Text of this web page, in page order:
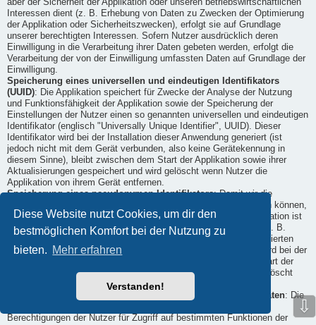
Diese Website nutzt Cookies, um dir den
bestmöglichen Komfort bei der Nutzung zu
bieten. Mehr erfahren
Verstanden!
Interessen dient (z. B. Erhebung von Daten zu Zwecken der Optimierung
der Applikation oder Sicherheitszwecken), erfolgt sie auf Grundlage
unserer berechtigten Interessen. Sofern Nutzer ausdrücklich deren
Einwilligung in die Verarbeitung ihrer Daten gebeten werden, erfolgt die
Verarbeitung der von der Einwilligung umfassten Daten auf Grundlage der
Einwilligung.
Speicherung eines universellen und eindeutigen Identifikators
(UUID): Die Applikation speichert für Zwecke der Analyse der Nutzung
und Funktionsfähigkeit der Applikation sowie der Speicherung der
Einstellungen der Nutzer einen so genannten universellen und eindeutigen
Identifikator (englisch "Universally Unique Identifier", UUID). Dieser
Identifikator wird bei der Installation dieser Anwendung generiert (ist
jedoch nicht mit dem Gerät verbunden, also keine Gerätekennung in
diesem Sinne), bleibt zwischen dem Start der Applikation sowie ihrer
Aktualisierungen gespeichert und wird gelöscht wenn Nutzer die
Applikation von ihrem Gerät entfernen.
Speicherung eines pseudonymen Identifikators: Damit wir die
Applikation bereitstellen und ihre Funktionsfähigkeit sicherstellen können,
verwenden wir einen pseudonymen Identifikator. Der die Identifikation ist
ein mathematischer Wert (d. h. es werden keine Klardaten, wie z. B.
Namen verwendet), der einem Gerät und/ oder der auf ihm installierten
Installation der Applikation zugeordnet ist. Dieser Identifikator wird bei der
Installation dieser Anwendung generiert, bleibt zwischen dem Start der
Applikation sowie ihrer Aktualisierungen gespeichert und wird gelöscht
wenn Nutzer die Applikation von dem Gerät entfernen.
Geräteberechtigungen für den Zugriff auf Funktionen und Daten: Die
Berechtigungen der Nutzer für Zugriff auf bestimmten Funktionen der
⇩